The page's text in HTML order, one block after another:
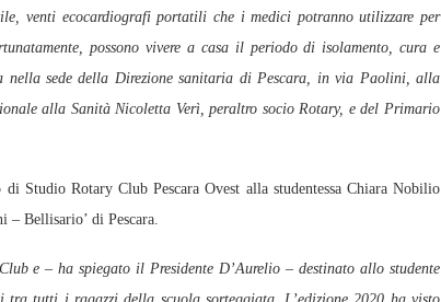
venti ecocardiografi portatili che i medici potranno utilizzare per
possono vivere a casa il periodo di isolamento, cura e
nella sede della Direzione sanitaria di Pescara, in via Paolini, alla
alla Sanità Nicoletta Verì, peraltro socio Rotary, e del Primario
Studio Rotary Club Pescara Ovest alla studentessa Chiara Nobilio
– Bellisario’ di Pescara.
e – ha spiegato il Presidente D’Aurelio – destinato allo studente